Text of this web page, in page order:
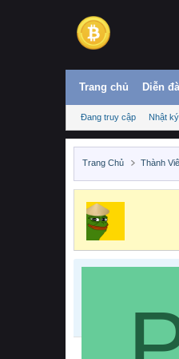
Trang chủ Diễn
Đang truy cập Nhật
Trang Chủ Thành